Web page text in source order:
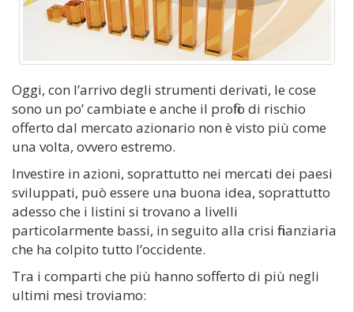
Oggi, con l’arrivo degli strumenti derivati, le cose
sono un po’ cambiate e anche il profilo di rischio
offerto dal mercato azionario non è visto più come
una volta, ovvero estremo.
Investire in azioni, soprattutto nei mercati dei paesi
sviluppati, può essere una buona idea, soprattutto
adesso che i listini si trovano a livelli
particolarmente bassi, in seguito alla crisi finanziaria
che ha colpito tutto l’occidente.
Tra i comparti che più hanno sofferto di più negli
ultimi mesi troviamo: